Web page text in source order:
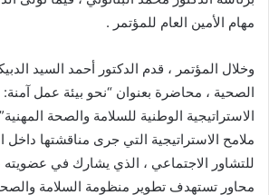
مهام الأمين العام للمؤتمر .
وخلال المؤتمر ، قدم الدكتور أحمد السيد
الصحية ، محاضرة بعنوان “نحو بيئة عمل
الاستراتيجية الوطنية للسلامة والصحة
ملامح الاستراتيجية التي جرى مناقشتها
للتشاور الاجتماعي ، الذي يشارك في عضويته
محاور تستهدف تطوير منظومة السلامة